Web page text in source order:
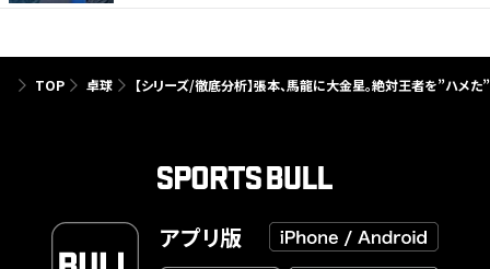
TOP 卓球 【シリーズ/徹底分析】張本、馬龍に大金星。絶対王者を”ハメ
アプリ版